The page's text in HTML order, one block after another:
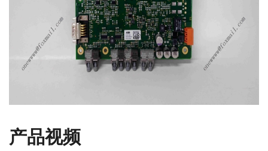
产品视频